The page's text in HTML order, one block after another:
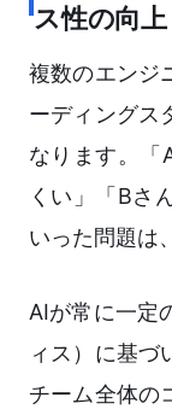
ス性の向上
複数のエンジ
ーディングス
なります。「
くい」「Bさ
いった問題は
AIが常に一定
ィス）に基づ
チーム全体の